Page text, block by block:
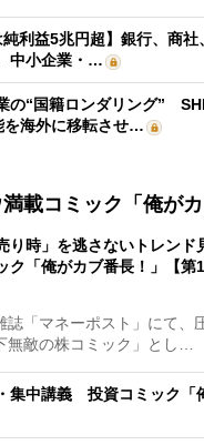
純利益5兆円超】銀行、商
中小企業・…
の“国籍ロンダリング”
海外に移転させ…
載コミック「俺がカ
売り時」を逃さないトレン
ク「俺がカブ番長！」【第
「マネーポスト」にて、
無敵の株コミック」とし…
集中講義 投資コミック「